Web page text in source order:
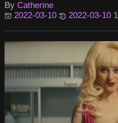
By Catherine
2022-03-10
2022-03-10